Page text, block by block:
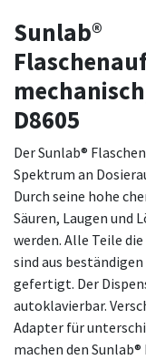
Sunlab®
D8605
Der Sunlab®
Spektrum an
Durch seine hohe
Säuren, Laugen und
werden. Alle Teile
sind aus
gefertigt. Der
autoklavierbar.
Adapter für
machen den